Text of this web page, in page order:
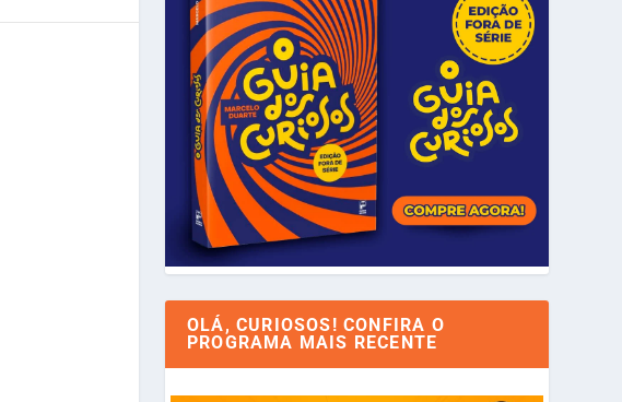
OLÁ, CURIOSOS! CONFIRA O
PROGRAMA MAIS RECENTE